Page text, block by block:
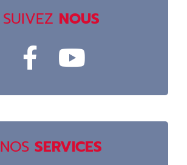
SUIVEZ NOUS
NOS SERVICES